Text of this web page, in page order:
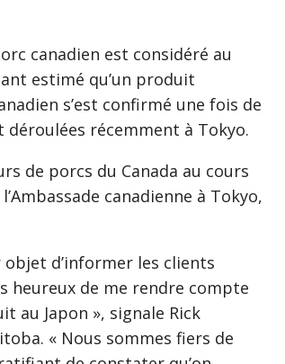
canadien est considéré au
estimé qu’un produit
s’est confirmé une fois de
récemment à Tokyo.
de porcs du Canada au cours
canadienne à Tokyo,
d’informer les clients
heureux de me rendre compte
au Japon », signale Rick
« Nous sommes fiers de